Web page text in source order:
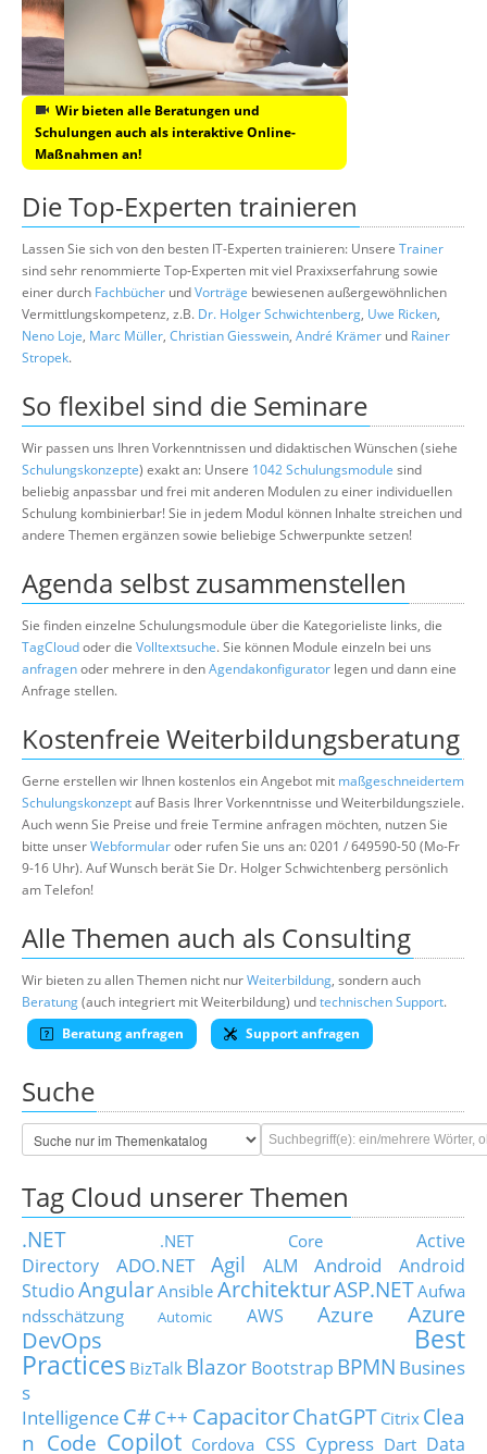
Wir bieten alle Beratungen und
Schulungen auch als interaktive Online-
Maßnahmen an!
Die Top-Experten trainieren
Lassen Sie sich von den besten IT-Experten trainieren: Unsere Trainer
sind sehr renommierte Top-Experten mit viel Praxixserfahrung sowie
einer durch Fachbücher undVorträge bewiesenen außergewöhnlichen
Vermittlungskompetenz, z.B. Dr. Holger Schwichtenberg, Uwe Ricken,
Neno Loje, Marc Müller, Christian Giesswein, André Krämer und Rainer
Stropek.
So flexibel sind die Seminare
Wir passen uns Ihren Vorkenntnissen und didaktischen Wünschen (siehe
Schulungskonzepte) exakt an: Unsere 1042 Schulungsmodule sind
beliebig anpassbar und frei mit anderen Modulen zu einer individuellen
Schulung kombinierbar! Sie in jedem Modul können Inhalte streichen und
andere Themen ergänzen sowie beliebige Schwerpunkte setzen!
Agenda selbst zusammenstellen
Sie finden einzelne Schulungsmodule über die Kategorieliste links, die
TagCloudoder die Volltextsuche. Sie können Module einzeln bei uns
anfragenoder mehrere in denAgendakonfigurator legen und dann eine
Anfrage stellen.
Kostenfreie Weiterbildungsberatung
Gerne erstellen wir Ihnen kostenlos ein Angebot mit maßgeschneidertem
Schulungskonzeptauf Basis Ihrer Vorkenntnisse und Weiterbildungsziele.
Auch wenn Sie Preise und freie Termine anfragen möchten, nutzen Sie
bitte unserWebformularoder rufen Sie uns an: 0201 / 649590-50 (Mo-Fr
9-16 Uhr). Auf Wunsch berät Sie Dr. Holger Schwichtenberg persönlich
am Telefon!
Alle Themen auch als Consulting
Wir bieten zu allen Themen nicht nurWeiterbildung, sondern auch
Beratung(auch integriert mit Weiterbildung) undtechnischen Support.
Beratung anfragen
Support anfragen
Suche
Tag Cloud unserer Themen
.NET .NET Core
Active
Directory
ADO.NET Agil ALM Android
Android
StudioAngularAnsible ArchitekturASP.NETAufwa
ndsschätzung
Automic AWS Azure
Azure
DevOps
Best
Practices BizTalk Blazor Bootstrap BPMN Busines
s
Intelligence C#C++ CapacitorChatGPT Citrix Clea
n Code Copilot Cordova CSS Cypress Dart Data